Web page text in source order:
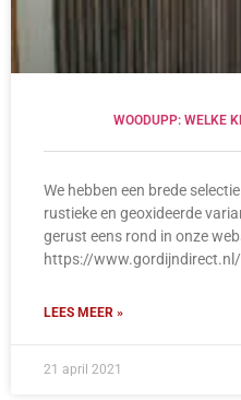
WOODUPP: WELKE
We hebben een brede
rustieke en geoxideerde
gerust eens rond in onze
https://
LEES MEER »
21 april 2021